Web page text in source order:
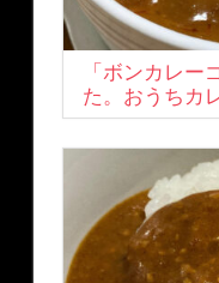
「ボンカレー
た。おうちカ